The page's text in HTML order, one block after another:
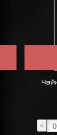
<